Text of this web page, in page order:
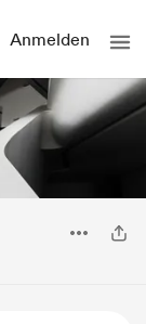
Anmelden